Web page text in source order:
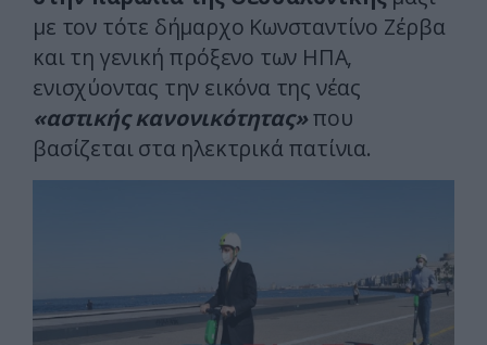
με τον τότε δήμαρχο Κωνσταντίνο Ζέρβα
και τη γενική πρόξενο των ΗΠΑ,
ενισχύοντας την εικόνα της νέας
«αστικής κανονικότητας» που
βασίζεται στα ηλεκτρικά πατίνια.